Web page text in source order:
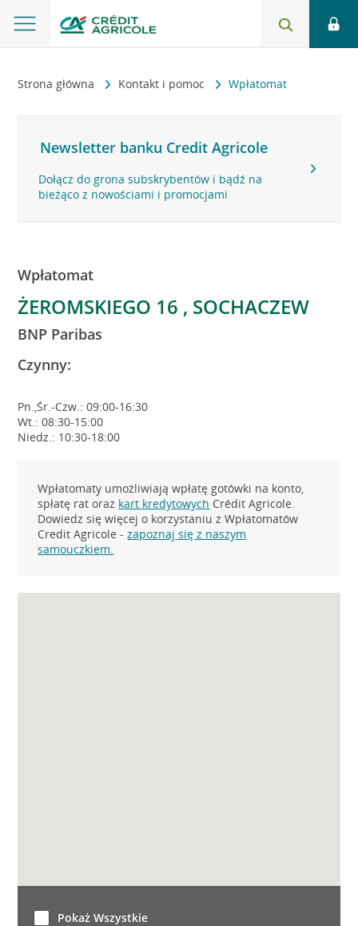
Strona główna Kontakt i pomoc Wpłatomat
Newsletter banku Credit Agricole
Dołącz do grona subskrybentów i bądź na
bieżąco z nowościami i promocjami
Wpłatomat
ŻEROMSKIEGO 16 , SOCHACZEW
BNP Paribas
Czynny:
Pn.,Śr.-Czw.: 09:00-16:30
Wt.: 08:30-15:00
Niedz.: 10:30-18:00
Wpłatomaty umożliwiają wpłatę gotówki na konto,
spłatę rat oraz kart kredytowych Crédit Agricole.
Dowiedz się więcej o korzystaniu z Wpłatomatów
Credit Agricole -zapoznaj się z naszym
samouczkiem.
Pokaż Wszystkie